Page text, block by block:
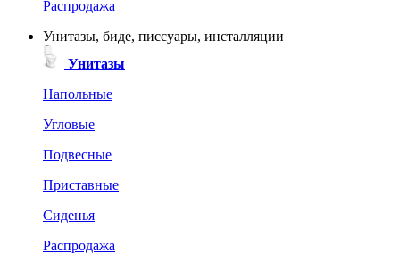
Распродажа
Унитазы, биде, писсуары, инсталляции
Унитазы
Напольные
Угловые
Подвесные
Приставные
Сиденья
Распродажа